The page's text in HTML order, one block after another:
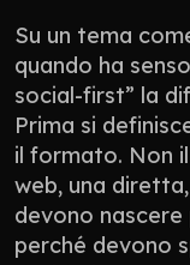
Su un tema
quando ha
social-first” la
Prima si
il formato. Non
web, una
devono nascere
perché devono